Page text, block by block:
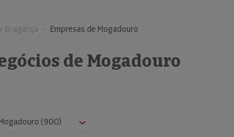
Bragança Empresas de Mogadouro
de Mogadouro